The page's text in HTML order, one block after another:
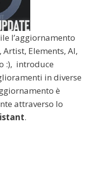
l’aggiornamento
Elements, AI,
:), introduce
in diverse
è
attraverso lo
.